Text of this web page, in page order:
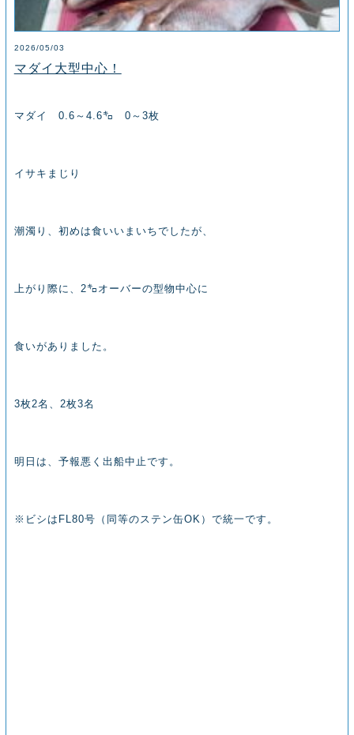
2026/05/03
マダイ大型中心！
マダイ 0.6～4.6㌔ 0～3枚
イサキまじり
潮濁り、初めは食いいまいちでしたが、
上がり際に、2㌔オーバーの型物中心に
食いがありました。
3枚2名、2枚3名
明日は、予報悪く出船中止です。
※ビシはFL80号（同等のステン缶OK）で統一です。